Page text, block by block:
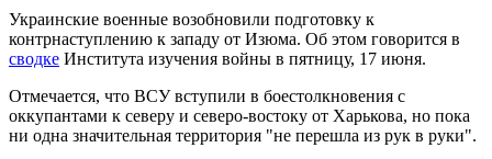
Украинские военные возобновили подготовку к
контрнаступлению к западу от Изюма. Об этом говорится в
сводке Института изучения войны в пятницу, 17 июня.
Отмечается, что ВСУ вступили в боестолкновения с
оккупантами к северу и северо-востоку от Харькова, но пока
ни одна значительная территория "не перешла из рук в руки".